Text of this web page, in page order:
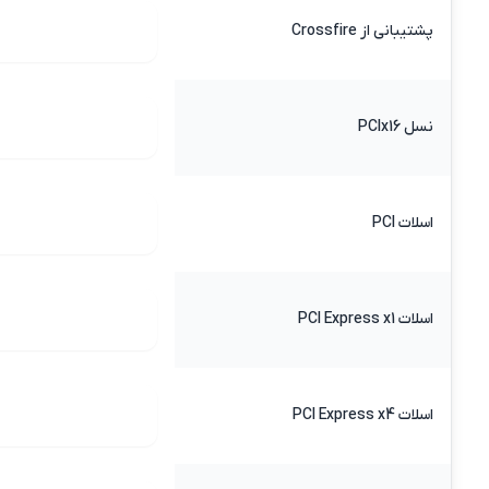
پشتیبانی از Crossfire
نسل PCIx16
اسلات PCI
اسلات PCI Express x1
اسلات PCI Express x4